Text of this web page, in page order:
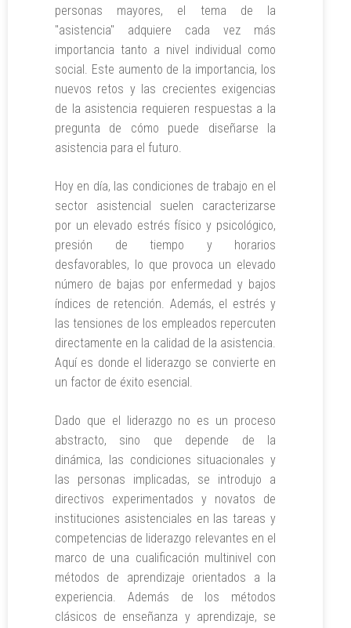
personas mayores, el tema de la
"asistencia" adquiere cada vez más
importancia tanto a nivel individual como
social. Este aumento de la importancia, los
nuevos retos y las crecientes exigencias
de la asistencia requieren respuestas a la
pregunta de cómo puede diseñarse la
asistencia para el futuro.
Hoy en día, las condiciones de trabajo en el
sector asistencial suelen caracterizarse
por un elevado estrés físico y psicológico,
presión de tiempo y horarios
desfavorables, lo que provoca un elevado
número de bajas por enfermedad y bajos
índices de retención. Además, el estrés y
las tensiones de los empleados repercuten
directamente en la calidad de la asistencia.
Aquí es donde el liderazgo se convierte en
un factor de éxito esencial.
Dado que el liderazgo no es un proceso
abstracto, sino que depende de la
dinámica, las condiciones situacionales y
las personas implicadas, se introdujo a
directivos experimentados y novatos de
instituciones asistenciales en las tareas y
competencias de liderazgo relevantes en el
marco de una cualificación multinivel con
métodos de aprendizaje orientados a la
experiencia. Además de los métodos
clásicos de enseñanza y aprendizaje, se